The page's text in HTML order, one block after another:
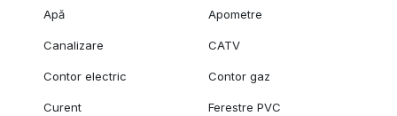
Apă Apometre
Canalizare CATV
Contor electric Contor gaz
Curent Ferestre PVC